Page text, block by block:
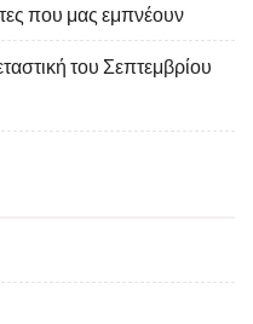
που μας εμπνέουν
του Σεπτεμβρίου